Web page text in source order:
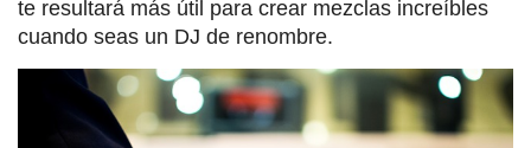
te resultará más útil para crear mezclas increíbles
cuando seas un DJ de renombre.